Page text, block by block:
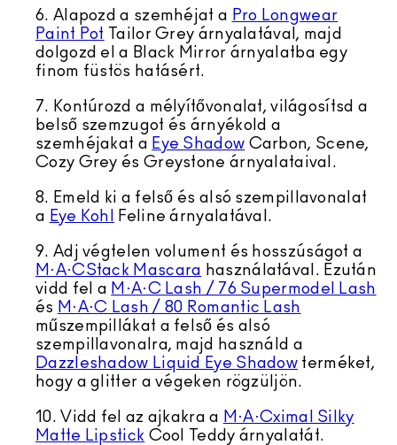
6. Alapozd a szemhéjat a Pro Longwear
Paint Pot Tailor Grey árnyalatával, majd
dolgozd el a Black Mirror árnyalatba egy
finom füstös hatásért.
7. Kontúrozd a mélyítővonalat, világosítsd a
belső szemzugot és árnyékold a
szemhéjakat a Eye Shadow Carbon, Scene,
Cozy Grey és Greystone árnyalataival.
8. Emeld ki a felső és alsó szempillavonalat
a Eye Kohl Feline árnyalatával.
9. Adj végtelen volument és hosszúságot a
M·A·CStack Mascara használatával. Ezután
vidd fel a M·A·C Lash / 76 Supermodel Lash
és M·A·C Lash / 80 Romantic Lash
műszempillákat a felső és alsó
szempillavonalra, majd használd a
Dazzleshadow Liquid Eye Shadow terméket,
hogy a glitter a végeken rögzüljön.
10. Vidd fel az ajkakra a M·A·Cximal Silky
Matte Lipstick Cool Teddy árnyalatát.